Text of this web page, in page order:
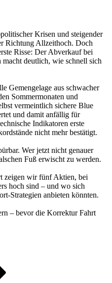
Krisen und steigender
Richtung Allzeithoch. Doch
Risse: Der Abverkauf bei
deutlich, wie schnell sich
Gemengelage aus schwacher
Sommermonaten und
vermeintlich sichere Blue
und damit anfällig für
Indikatoren erste
nicht mehr bestätigt.
Wer jetzt nicht genauer
Fuß erwischt zu werden.
zeigen wir fünf Aktien, bei
hoch sind – und wo sich
Strategien anbieten könnten.
– bevor die Korrektur Fahrt